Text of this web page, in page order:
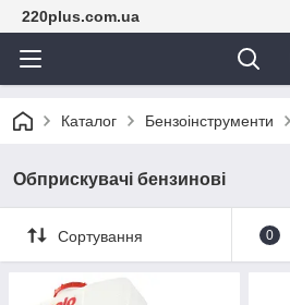
220plus.com.ua
Каталог Бензоінструменти
Обприскувачі бензинові
Сортування 0